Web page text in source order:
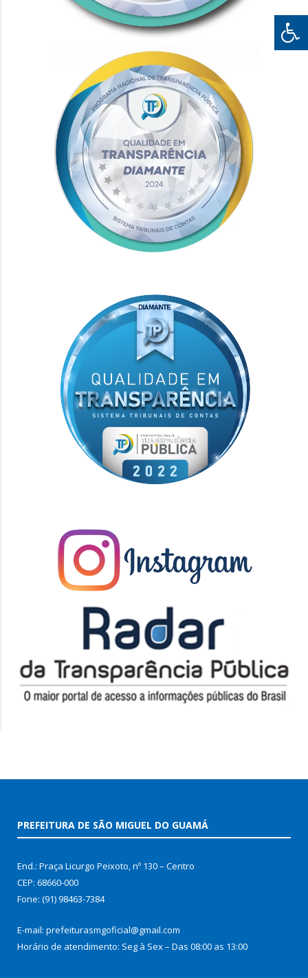
PREFEITURA DE SÃO MIGUEL DO GUAMÁ
End.: Praça Licurgo Peixoto, nº 130 – Centro
CEP: 68660-000
Fone: (91) 98463-7384
E-mail: prefeiturasmgoficial@gmail.com
Horário de atendimento: Seg à Sex – Das 08:00 as 13:00